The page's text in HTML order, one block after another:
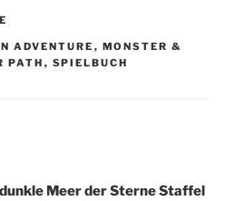
ADVENTURE , MONSTER &
PATH , SPIELBUCH
Meer der Sterne Staffel